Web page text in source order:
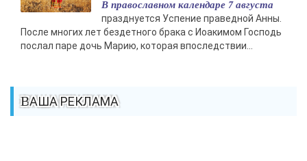
В православном календаре 7 августа
празднуется Успение праведной Анны.
После многих лет бездетного брака с Иоакимом Господь
послал паре дочь Марию, которая впоследствии...
ВАША РЕКЛАМА